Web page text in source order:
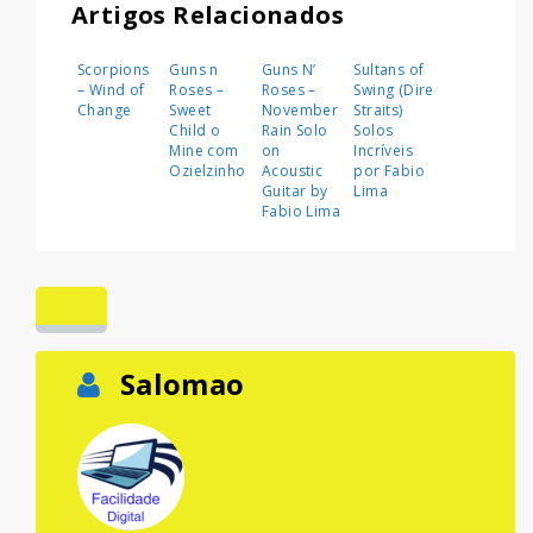
Artigos Relacionados
Scorpions
– Wind of
Change
Guns n
Roses –
Sweet
Child o
Mine com
Ozielzinho
Guns N’
Roses –
November
Rain Solo
on
Acoustic
Guitar by
Fabio Lima
Sultans of
Swing (Dire
Straits)
Solos
Incríveis
por Fabio
Lima
Salomao